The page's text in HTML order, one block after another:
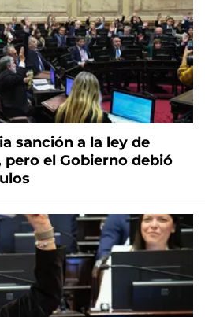
sanción a la ley de
el Gobierno debió